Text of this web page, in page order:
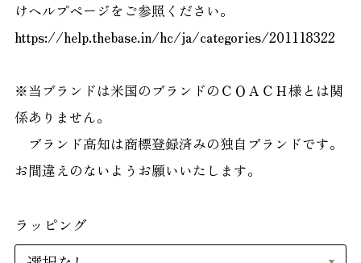
けヘルプページをご参照ください。
https://help.thebase.in/hc/ja/categories/201118322
※当ブランドは米国のブランドのＣＯＡＣＨ様とは関
係ありません。
ブランド高知は商標登録済みの独自ブランドです。
お間違えのないようお願いいたします。
ラッピング